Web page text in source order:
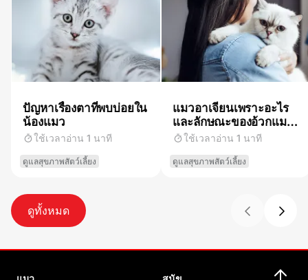
ปัญหาเรื่องตาที่พบบ่อยใน
น้องแมว
ใช้เวลาอ่าน 1 นาที
ดูแลสุขภาพสัตว์เลี้ยง
แมวอาเจียนเพราะอะไร
และลักษณะของอ้วกแมว
บอกอะไรได้บ้าง
ใช้เวลาอ่าน 1 นาที
ดูแลสุขภาพสัตว์เลี้ยง
ดูทั้งหมด